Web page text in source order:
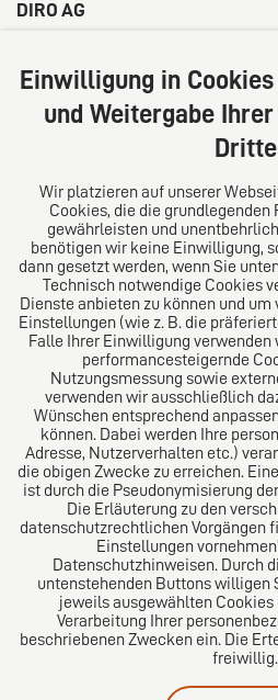
DIRO AG
20354 Hamburg
Deutschland
Tel: +49 (0) 40 41352231
Über uns
Das Kanzlei-
Welt. Für den erfolgreichen
Folgen Sie uns auf
Das europäische Kanzlei-
Einwilligung in
und Weitergabe
Dritte
Wir platzieren auf unserer
Cookies, die die grundlegenden
gewährleisten und
benötigen wir keine Einwilligung,
dann gesetzt werden, wenn Sie
Technisch notwendige Cookies
Dienste anbieten zu können und
Einstellungen (wie z. B. die
Falle Ihrer Einwilligung
performancesteigernde
Nutzungsmessung sowie
verwenden wir ausschließlich
Wünschen entsprechend
können. Dabei werden Ihre
Adresse, Nutzerverhalten etc.)
die obigen Zwecke zu erreichen.
ist durch die Pseudonymisierung
Die Erläuterung zu den
datenschutzrechtlichen Vorgängen
Einstellungen
Datenschutzhinweisen. Durch
untenstehenden Buttons willigen
jeweils ausgewählten
Verarbeitung Ihrer
beschriebenen Zwecken ein. Die
freiwillig.